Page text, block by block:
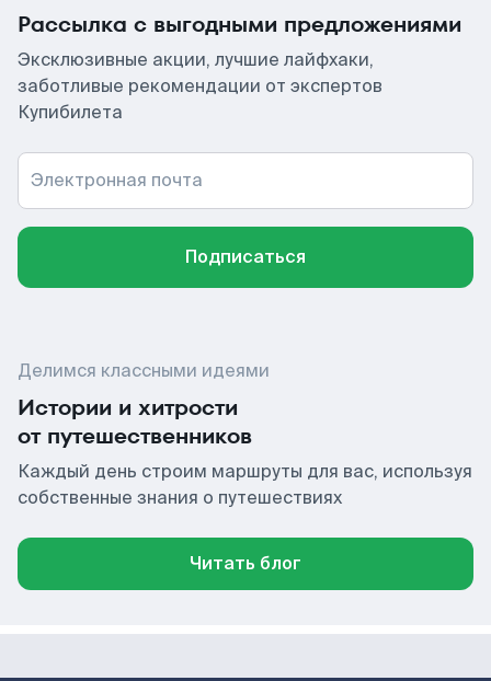
Рассылка с выгодными предложениями
Эксклюзивные акции, лучшие лайфхаки,
заботливые рекомендации от экспертов
Купибилета
Электронная почта
Подписаться
Делимся классными идеями
Истории и хитрости
от путешественников
Каждый день строим маршруты для вас, используя
собственные знания о путешествиях
Читать блог